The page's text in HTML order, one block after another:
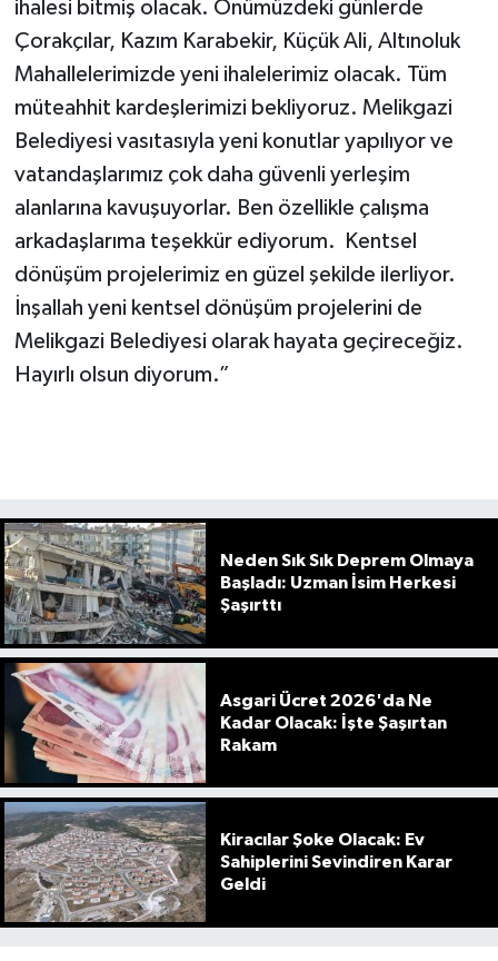
ihalesi bitmiş olacak. Önümüzdeki günlerde
Çorakçılar, Kazım Karabekir, Küçük Ali, Altınoluk
Mahallelerimizde yeni ihalelerimiz olacak. Tüm
müteahhit kardeşlerimizi bekliyoruz. Melikgazi
Belediyesi vasıtasıyla yeni konutlar yapılıyor ve
vatandaşlarımız çok daha güvenli yerleşim
alanlarına kavuşuyorlar. Ben özellikle çalışma
arkadaşlarıma teşekkür ediyorum. Kentsel
dönüşüm projelerimiz en güzel şekilde ilerliyor.
İnşallah yeni kentsel dönüşüm projelerini de
Melikgazi Belediyesi olarak hayata geçireceğiz.
Hayırlı olsun diyorum.”
Neden Sık Sık Deprem Olmaya
Başladı: Uzman İsim Herkesi
Şaşırttı
Asgari Ücret 2026'da Ne
Kadar Olacak: İşte Şaşırtan
Rakam
Kiracılar Şoke Olacak: Ev
Sahiplerini Sevindiren Karar
Geldi